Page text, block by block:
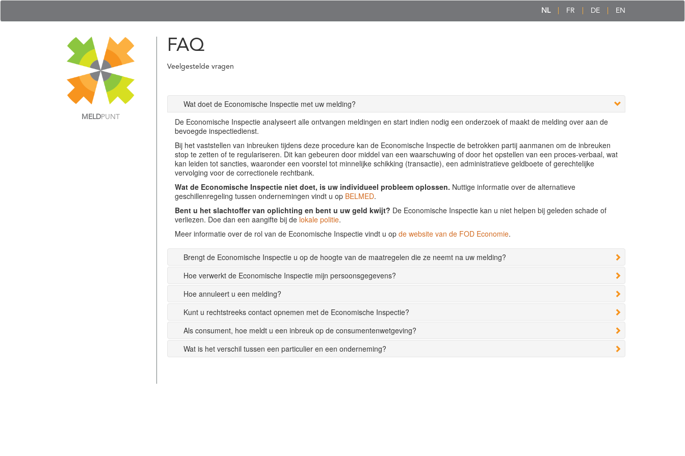
NL FR DE EN
MELDPUNT
FAQ
Veelgestelde vragen
Wat doet de Economische Inspectie met uw melding?
De Economische Inspectie analyseert alle ontvangen meldingen en start indien nodig een onderzoek of maakt de melding over aan de
bevoegde inspectiedienst.
Bij het vaststellen van inbreuken tijdens deze procedure kan de Economische Inspectie de betrokken partij aanmanen om de inbreuken
stop te zetten of te regulariseren. Dit kan gebeuren door middel van een waarschuwing of door het opstellen van een proces-verbaal, wat
kan leiden tot sancties, waaronder een voorstel tot minnelijke schikking (transactie), een administratieve geldboete of gerechtelijke
vervolging voor de correctionele rechtbank.
Wat de Economische Inspectie niet doet, is uw individueel probleem oplossen. Nuttige informatie over de alternatieve
geschillenregeling tussen ondernemingen vindt u op BELMED.
Bent u het slachtoffer van oplichting en bent u uw geld kwijt? De Economische Inspectie kan u niet helpen bij geleden schade of
verliezen. Doe dan een aangifte bij de lokale politie.
Meer informatie over de rol van de Economische Inspectie vindt u op de website van de FOD Economie.
Brengt de Economische Inspectie u op de hoogte van de maatregelen die ze neemt na uw melding?
Hoe verwerkt de Economische Inspectie mijn persoonsgegevens?
Hoe annuleert u een melding?
Kunt u rechtstreeks contact opnemen met de Economische Inspectie?
Als consument, hoe meldt u een inbreuk op de consumentenwetgeving?
Wat is het verschil tussen een particulier en een onderneming?